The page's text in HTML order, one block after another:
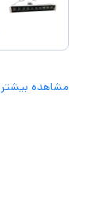
مشاهده بیشتر